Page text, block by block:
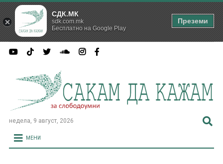
недела, 9 август, 2026
МЕНИ
СДК.МК
sdk.com.mk
Бесплатно на Google Play
Преземи